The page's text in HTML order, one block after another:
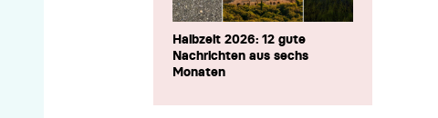
Halbzeit 2026: 12 gute
Nachrichten aus sechs
Monaten